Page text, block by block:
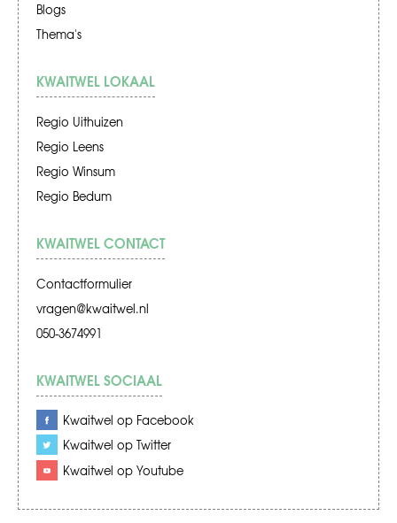
Blogs
Thema's
KWAITWEL LOKAAL
Regio Uithuizen
Regio Leens
Regio Winsum
Regio Bedum
KWAITWEL CONTACT
Contactformulier
vragen@kwaitwel.nl
050-3674991
KWAITWEL SOCIAAL
Kwaitwel op Facebook
Kwaitwel op Twitter
Kwaitwel op Youtube